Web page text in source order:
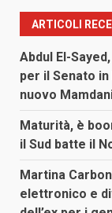
ARTICOLI
Abdul El-
per il Senato
nuovo
Maturità, è
il Sud batte il
Martina
elettronico e